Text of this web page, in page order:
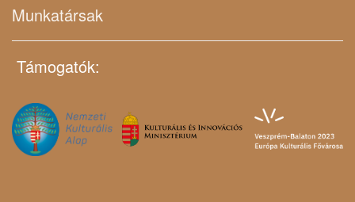
Munkatársak
Támogatók: